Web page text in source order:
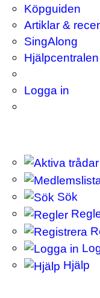
Köpguiden
Artiklar &
SingAlong
Hjälpcentralen
Logga in
Sök
Hjälp